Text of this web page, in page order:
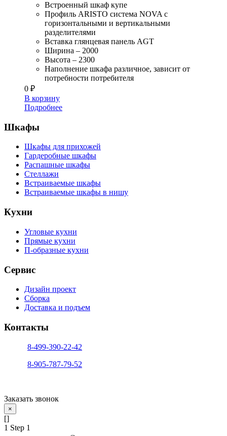
Встроенный шкаф купе
Профиль ARISTO система NOVA с
горизонтальными и вертикальными
разделителями
Вставка глянцевая панель AGT
Ширина – 2000
Высота – 2300
Наполнение шкафа различное, зависит от
потребности потребителя
0 ₽
В корзину
Подробнее
Шкафы
Шкафы для прихожей
Гардеробные шкафы
Распашные шкафы
Стеллажи
Встраиваемые шкафы
Встраиваемые шкафы в нишу
Кухни
Угловые кухни
Прямые кухни
П-образные кухни
Сервис
Дизайн проект
Сборка
Доставка и подъем
Контакты
8-499-390-22-42
8-905-787-79-52
Заказать звонок
×
[]
1 Step 1